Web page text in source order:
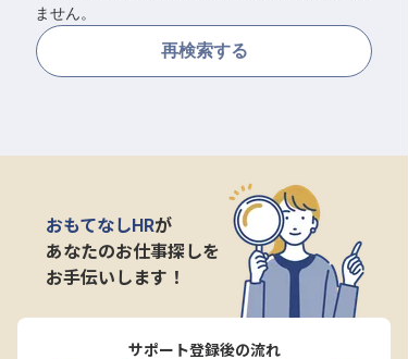
ません。
再検索する
おもてなしHRが
あなたのお仕事探しを
お手伝いします！
サポート登録後の流れ